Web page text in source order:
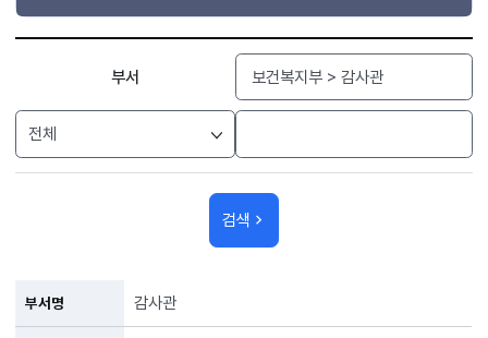
부서
검색
부서명 감사관